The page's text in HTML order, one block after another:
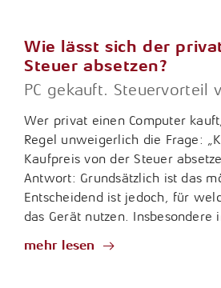
Wie lässt sich der
Steuer absetzen?
PC gekauft. Steuervorteil
Wer privat einen Computer
Regel unweigerlich die Frage:
Kaufpreis von der Steuer
Antwort: Grundsätzlich ist das
Entscheidend ist jedoch, für
das Gerät nutzen.
mehr lesen